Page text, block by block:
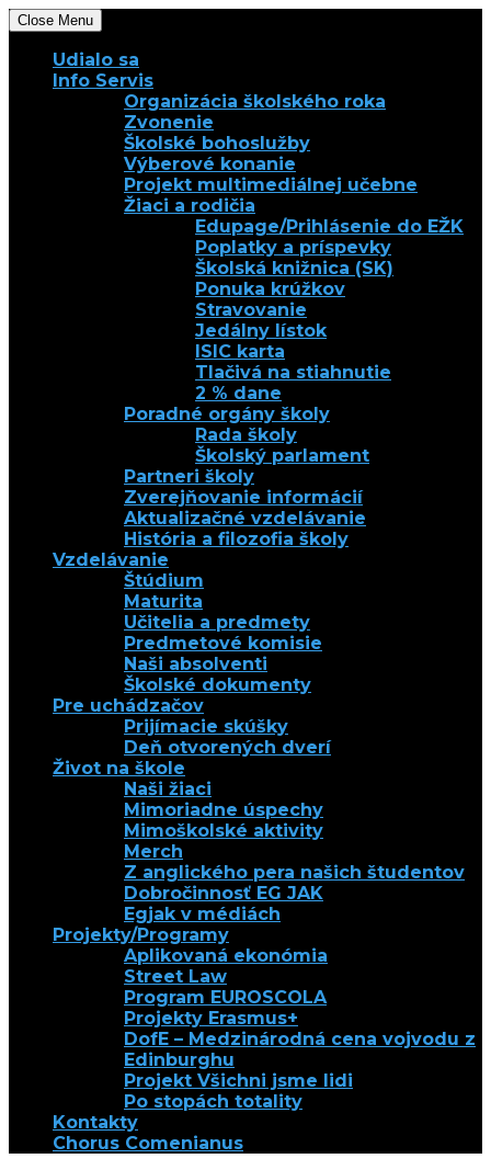
Close Menu
Udialo sa
Info Servis
Organizácia školského roka
Zvonenie
Školské bohoslužby
Výberové konanie
Projekt multimediálnej učebne
Žiaci a rodičia
Edupage/Prihlásenie do EŽK
Poplatky a príspevky
Školská knižnica (SK)
Ponuka krúžkov
Stravovanie
Jedálny lístok
ISIC karta
Tlačivá na stiahnutie
2 % dane
Poradné orgány školy
Rada školy
Školský parlament
Partneri školy
Zverejňovanie informácií
Aktualizačné vzdelávanie
História a filozofia školy
Vzdelávanie
Štúdium
Maturita
Učitelia a predmety
Predmetové komisie
Naši absolventi
Školské dokumenty
Pre uchádzačov
Prijímacie skúšky
Deň otvorených dverí
Život na škole
Naši žiaci
Mimoriadne úspechy
Mimoškolské aktivity
Merch
Z anglického pera našich študentov
Dobročinnosť EG JAK
Egjak v médiách
Projekty/Programy
Aplikovaná ekonómia
Street Law
Program EUROSCOLA
Projekty Erasmus+
DofE – Medzinárodná cena vojvodu z
Edinburghu
Projekt Všichni jsme lidi
Po stopách totality
Kontakty
Chorus Comenianus